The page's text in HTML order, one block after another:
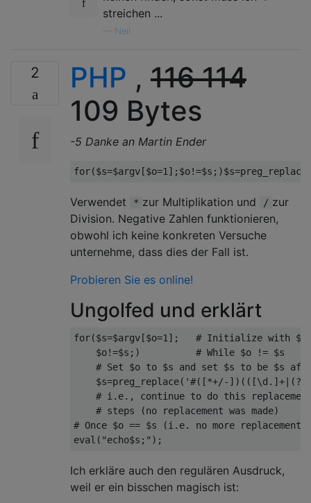
streichen ...
Neil
2 PHP , 116114
109 Bytes
-5 Danke an Martin Ender
for($s=$argv [$o=1 ]; $o!=$s ;)$s=preg_replace
Verwendet * zur Multiplikation und / zur
Division. Negative Zahlen funktionieren,
obwohl ich keine konkreten Versuche
unternehme, dass dies der Fall ist.
Probieren Sie es online!
Ungolfed und erklärt
for($s=$argv [$o=1 ];
# Initialize with $s
    $o
!=$s ;)
# While $o != $s
# Set $o to $s and set $s to be $s
    $s
=preg_replace( '#([*+/-
# i.e., continue to do this
# steps (no replacement was made)
# Once $o == $s (i.e. no more
eval ( "echo$s;" );
Ich erkläre auch den regulären Ausdruck,
weil er ein bisschen magisch ist: